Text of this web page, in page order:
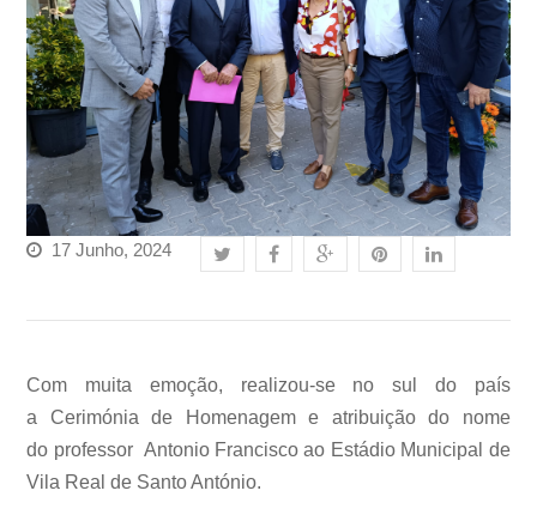
17 Junho, 2024
Com muita emoção, realizou-se no sul do país
a Cerimónia de Homenagem e atribuição do nome
do professor Antonio Francisco ao Estádio Municipal de
Vila Real de Santo António.